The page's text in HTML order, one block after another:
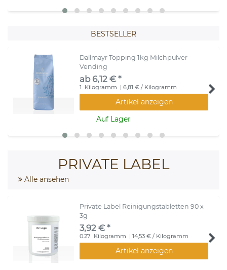
BESTSELLER
Dallmayr Topping 1kg Milchpulver
Vending
ab 6,12 € *
1 Kilogramm | 6,81 € / Kilogramm
Artikel anzeigen
Auf Lager
PRIVATE LABEL
Alle ansehen
Private Label Reinigungstabletten 90 x
3g
3,92 € *
0.27 Kilogramm | 14,53 € / Kilogramm
Artikel anzeigen